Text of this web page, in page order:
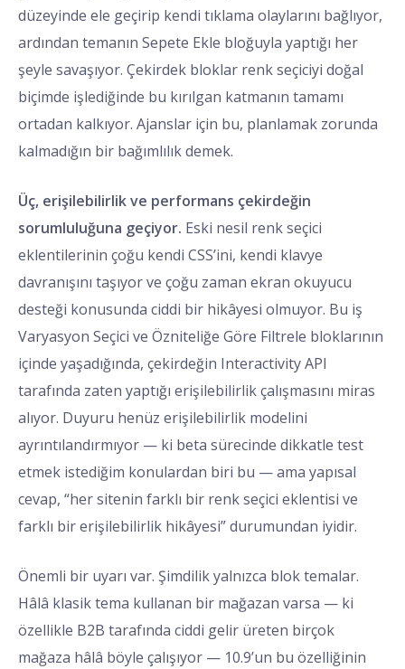
düzeyinde ele geçirip kendi tıklama olaylarını bağlıyor,
ardından temanın Sepete Ekle bloğuyla yaptığı her
şeyle savaşıyor. Çekirdek bloklar renk seçiciyi doğal
biçimde işlediğinde bu kırılgan katmanın tamamı
ortadan kalkıyor. Ajanslar için bu, planlamak zorunda
kalmadığın bir bağımlılık demek.
Üç, erişilebilirlik ve performans çekirdeğin
sorumluluğuna geçiyor. Eski nesil renk seçici
eklentilerinin çoğu kendi CSS’ini, kendi klavye
davranışını taşıyor ve çoğu zaman ekran okuyucu
desteği konusunda ciddi bir hikâyesi olmuyor. Bu iş
Varyasyon Seçici ve Özniteliğe Göre Filtrele bloklarının
içinde yaşadığında, çekirdeğin Interactivity API
tarafında zaten yaptığı erişilebilirlik çalışmasını miras
alıyor. Duyuru henüz erişilebilirlik modelini
ayrıntılandırmıyor — ki beta sürecinde dikkatle test
etmek istediğim konulardan biri bu — ama yapısal
cevap, “her sitenin farklı bir renk seçici eklentisi ve
farklı bir erişilebilirlik hikâyesi” durumundan iyidir.
Önemli bir uyarı var. Şimdilik yalnızca blok temalar.
Hâlâ klasik tema kullanan bir mağazan varsa — ki
özellikle B2B tarafında ciddi gelir üreten birçok
mağaza hâlâ böyle çalışıyor — 10.9’un bu özelliğinin